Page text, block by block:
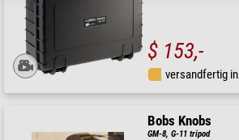
$ 153,-
versandfertig in
Bobs Knobs
GM-8, G-11 tripod